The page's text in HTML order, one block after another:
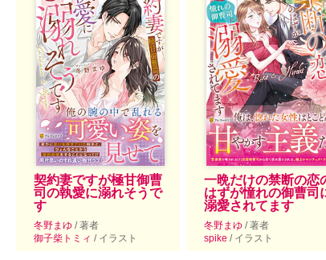
契約妻ですが極甘御曹
司の執愛に溺れそうで
す
冬野まゆ / 著者
御子柴トミィ / イラスト
一晩だけの禁断の恋
はずが憧れの御曹司
溺愛されてます
冬野まゆ / 著者
spike / イラスト